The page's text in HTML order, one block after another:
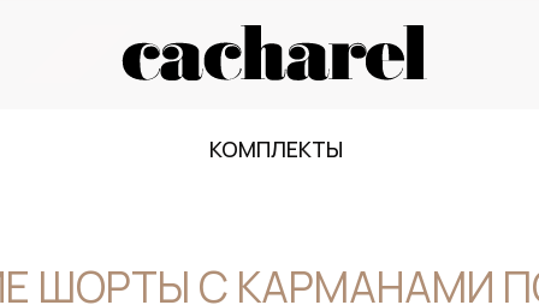
КОМПЛЕКТЫ
ШОРТЫ С КАРМАНАМИ